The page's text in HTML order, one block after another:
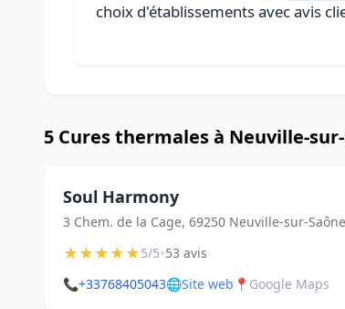
choix d'établissements avec avis
5 Cures thermales à Neuville-
Soul Harmony
3 Chem. de la Cage, 69250 Neuville-sur-Saône
★★★★★5/5•53 avis
📞+33768405043🌐Site web 📍 Google Maps